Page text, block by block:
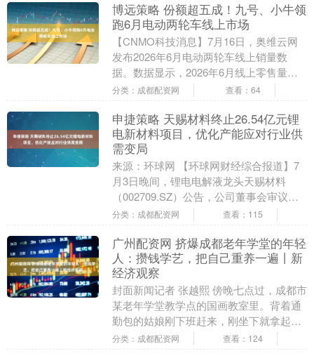
博远策略 份额超五成！九号、小牛领
跑6月电动两轮车线上市场
【CNMO科技消息】7月16日，奥维云网
发布2026年6月电动两轮车线上销量数
据。数据显示，2026年6月线上零售量环
比增长33.5%；零售均价4071元/辆，....
分类：成都配资网 查看：64
申捷策略 天赐材料终止26.54亿元锂
电新材料项目，优化产能应对行业供
需变局
来源：环球网 【环球网财经综合报道】7
月3日晚间，锂电电解液龙头天赐材料
（002709.SZ）公告，公司董事会审议通
过议案，同意子公司南通天赐终止年产
分类：成都配资网 查看：115
广州配资网 挤爆成都老年学堂的年轻
人：攒钱学艺，把自己重养一遍丨新
经济观察
封面新闻记者 张越熙 傍晚七点过，成都市
某老年学堂教学点的国画教室里。背着通
勤包的姑娘刚下班赶来，刚坐下就拿起了
毛笔；旁边头发花白的阿姨对着画稿细细
分类：成都配资网 查看：124